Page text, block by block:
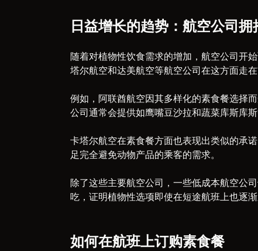
日益增长的趋势：航空公司拥
随着对植物性饮食需求的增加，航空公司开
塔尔航空和达美航空等航空公司在这方面走
例如，阿联酋航空因其多样化的素食餐选择
公司通常会提供如鹰嘴豆沙拉和蔬菜库斯库斯
卡塔尔航空在素食餐方面也表现出类似的承
足完全避免动物产品的乘客的需求。
除了这些主要航空公司，一些低成本航空公
吃，证明植物性选项即使在短途航班上也逐渐
如何在航班上订购素食餐